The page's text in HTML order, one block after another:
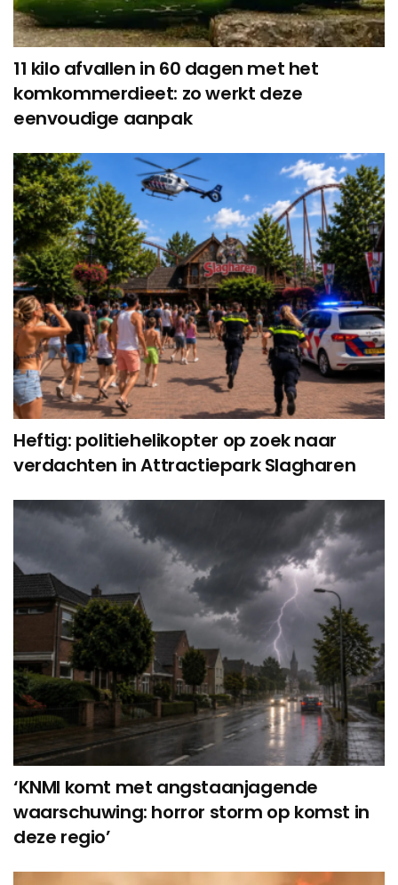
11 kilo afvallen in 60 dagen met het
komkommerdieet: zo werkt deze
eenvoudige aanpak
Heftig: politiehelikopter op zoek naar
verdachten in Attractiepark Slagharen
‘KNMI komt met angstaanjagende
waarschuwing: horror storm op komst in
deze regio’